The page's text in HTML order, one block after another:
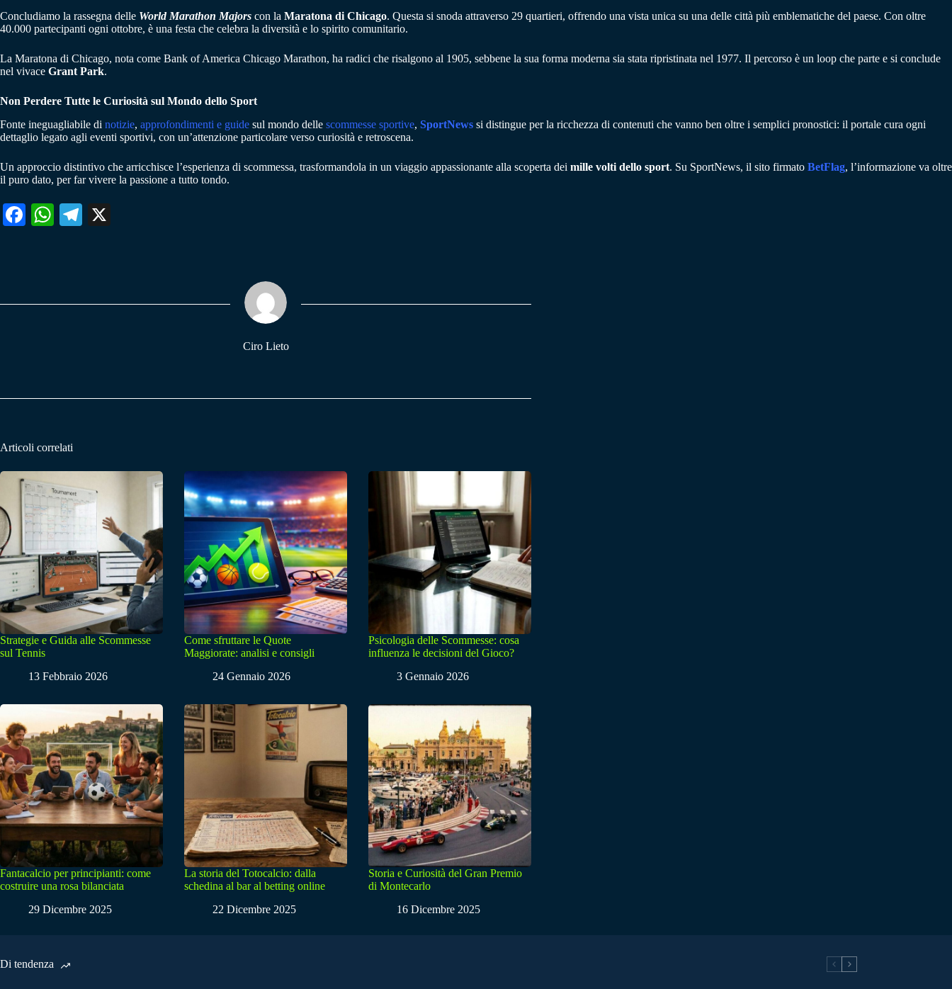
Concludiamo la rassegna delle World Marathon Majors con la Maratona di Chicago. Questa si snoda attraverso 29 quartieri, offrendo una vista unica su una delle città più emblematiche del paese. Con oltre
40.000 partecipanti ogni ottobre, è una festa che celebra la diversità e lo spirito comunitario.
La Maratona di Chicago, nota come Bank of America Chicago Marathon, ha radici che risalgono al 1905, sebbene la sua forma moderna sia stata ripristinata nel 1977. Il percorso è un loop che parte e si conclude
nel vivace Grant Park.
Non Perdere Tutte le Curiosità sul Mondo dello Sport
Fonte ineguagliabile di notizie, approfondimenti e guide sul mondo delle scommesse sportive, SportNews si distingue per la ricchezza di contenuti che vanno ben oltre i semplici pronostici: il portale cura ogni
dettaglio legato agli eventi sportivi, con un’attenzione particolare verso curiosità e retroscena.
Un approccio distintivo che arricchisce l’esperienza di scommessa, trasformandola in un viaggio appassionante alla scoperta dei mille volti dello sport. Su SportNews, il sito firmato BetFlag, l’informazione va oltre
il puro dato, per far vivere la passione a tutto tondo.
Fa W
pp
Te
m
Ciro Lieto
Articoli correlati
Strategie e Guida alle Scommesse
sul Tennis
13 Febbraio 2026
Come sfruttare le Quote
Maggiorate: analisi e consigli
24 Gennaio 2026
Psicologia delle Scommesse: cosa
influenza le decisioni del Gioco?
3 Gennaio 2026
Fantacalcio per principianti: come
costruire una rosa bilanciata
29 Dicembre 2025
La storia del Totocalcio: dalla
schedina al bar al betting online
22 Dicembre 2025
Storia e Curiosità del Gran Premio
di Montecarlo
16 Dicembre 2025
Di tendenza